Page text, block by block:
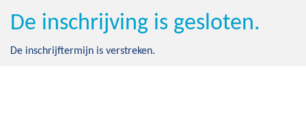
De inschrijving is gesloten.
De inschrijftermijn is verstreken.